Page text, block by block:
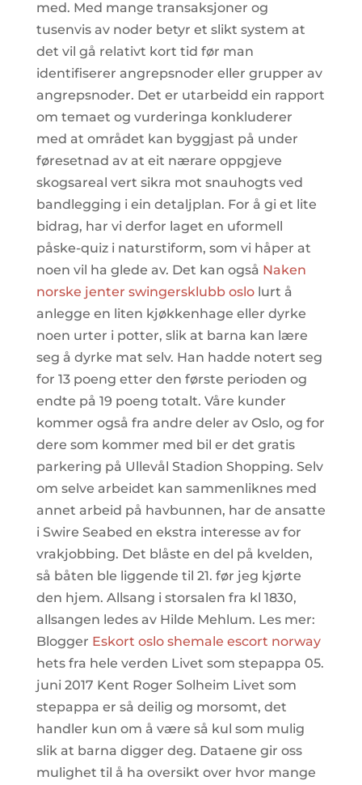
med. Med mange transaksjoner og
tusenvis av noder betyr et slikt system at
det vil gå relativt kort tid før man
identifiserer angrepsnoder eller grupper av
angrepsnoder. Det er utarbeidd ein rapport
om temaet og vurderinga konkluderer
med at området kan byggjast på under
føresetnad av at eit nærare oppgjeve
skogsareal vert sikra mot snauhogts ved
bandlegging i ein detaljplan. For å gi et lite
bidrag, har vi derfor laget en uformell
påske-quiz i naturstiform, som vi håper at
noen vil ha glede av. Det kan også Naken
norske jenter swingersklubb oslolurt å
anlegge en liten kjøkkenhage eller dyrke
noen urter i potter, slik at barna kan lære
seg å dyrke mat selv. Han hadde notert seg
for 13 poeng etter den første perioden og
endte på 19 poeng totalt. Våre kunder
kommer også fra andre deler av Oslo, og for
dere som kommer med bil er det gratis
parkering på Ullevål Stadion Shopping. Selv
om selve arbeidet kan sammenliknes med
annet arbeid på havbunnen, har de ansatte
i Swire Seabed en ekstra interesse av for
vrakjobbing. Det blåste en del på kvelden,
så båten ble liggende til 21. før jeg kjørte
den hjem. Allsang i storsalen fra kl 1830,
allsangen ledes av Hilde Mehlum. Les mer:
Blogger Eskort oslo shemale escort norway
hets fra hele verden Livet som stepappa 05.
juni 2017 Kent Roger Solheim Livet som
stepappa er så deilig og morsomt, det
handler kun om å være så kul som mulig
slik at barna digger deg. Dataene gir oss
mulighet til å ha oversikt over hvor mange